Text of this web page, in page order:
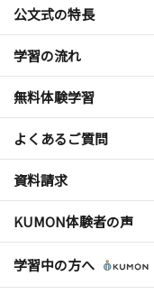
公文式の特長
学習の流れ
無料体験学習
よくあるご質問
資料請求
KUMON体験者の声
学習中の方へ